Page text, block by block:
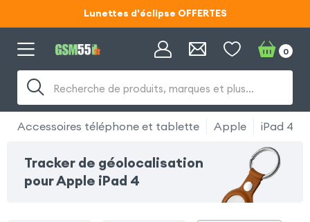
Lunettes d'éclipse OFFERTES
Code ECLIPSE55
Code ECLIPSE55
Recherche de produits, marques et plus…
0
Accessoires téléphone et tablette Apple iPad 4
Tracker de géolocalisation
pour Apple iPad 4